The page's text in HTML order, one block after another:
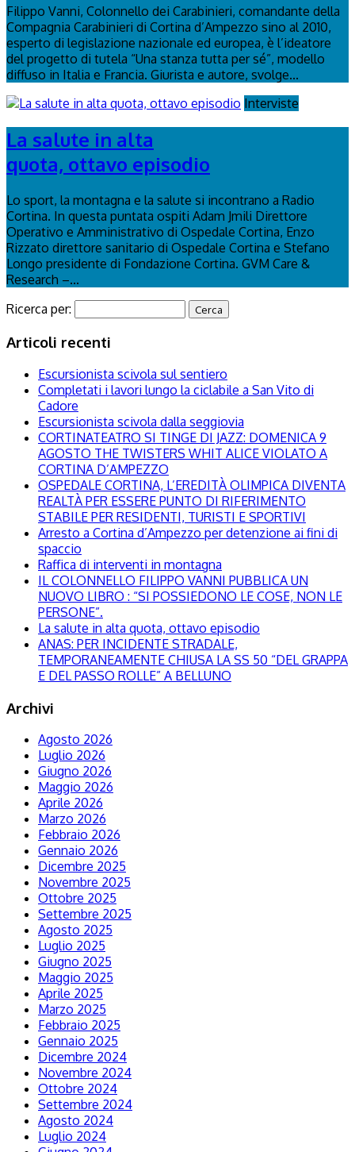
Filippo Vanni, Colonnello dei Carabinieri, comandante della
Compagnia Carabinieri di Cortina d’Ampezzo sino al 2010,
esperto di legislazione nazionale ed europea, è l’ideatore
del progetto di tutela “Una stanza tutta per sé”, modello
diffuso in Italia e Francia. Giurista e autore, svolge...
Interviste
La salute in alta
quota, ottavo episodio
Lo sport, la montagna e la salute si incontrano a Radio
Cortina. In questa puntata ospiti Adam Jmili Direttore
Operativo e Amministrativo di Ospedale Cortina, Enzo
Rizzato direttore sanitario di Ospedale Cortina e Stefano
Longo presidente di Fondazione Cortina. GVM Care &
Research –...
Ricerca per:
Articoli recenti
Escursionista scivola sul sentiero
Completati i lavori lungo la ciclabile a San Vito di
Cadore
Escursionista scivola dalla seggiovia
CORTINATEATRO SI TINGE DI JAZZ: DOMENICA 9
AGOSTO THE TWISTERS WHIT ALICE VIOLATO A
CORTINA D’AMPEZZO
OSPEDALE CORTINA, L’EREDITÀ OLIMPICA DIVENTA
REALTÀ PER ESSERE PUNTO DI RIFERIMENTO
STABILE PER RESIDENTI, TURISTI E SPORTIVI
Arresto a Cortina d’Ampezzo per detenzione ai fini di
spaccio
Raffica di interventi in montagna
IL COLONNELLO FILIPPO VANNI PUBBLICA UN
NUOVO LIBRO : “SI POSSIEDONO LE COSE, NON LE
PERSONE”.
La salute in alta quota, ottavo episodio
ANAS: PER INCIDENTE STRADALE,
TEMPORANEAMENTE CHIUSA LA SS 50 “DEL GRAPPA
E DEL PASSO ROLLE” A BELLUNO
Archivi
Agosto 2026
Luglio 2026
Giugno 2026
Maggio 2026
Aprile 2026
Marzo 2026
Febbraio 2026
Gennaio 2026
Dicembre 2025
Novembre 2025
Ottobre 2025
Settembre 2025
Agosto 2025
Luglio 2025
Giugno 2025
Maggio 2025
Aprile 2025
Marzo 2025
Febbraio 2025
Gennaio 2025
Dicembre 2024
Novembre 2024
Ottobre 2024
Settembre 2024
Agosto 2024
Luglio 2024